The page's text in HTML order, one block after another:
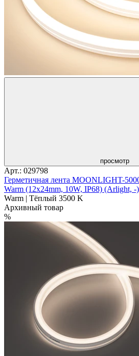
просмотр
Арт.: 029798
Герметичная лента MOONLIGHT-
Warm (12х24mm, 10W, IP68) (Arlight, -)
Warm | Тёплый 3500 K
Архивный товар
%